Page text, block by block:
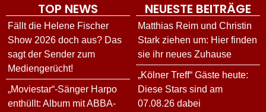
TOP NEWS
Fällt die Helene Fischer
Show 2026 doch aus? Das
sagt der Sender zum
Mediengerücht!
„Moviestar“-Sänger Harpo
enthüllt: Album mit ABBA-
NEUESTE BEITRÄGE
Matthias Reim und Christin
Stark ziehen um: Hier finden
sie ihr neues Zuhause
„Kölner Treff“ Gäste heute:
Diese Stars sind am
07.08.26 dabei